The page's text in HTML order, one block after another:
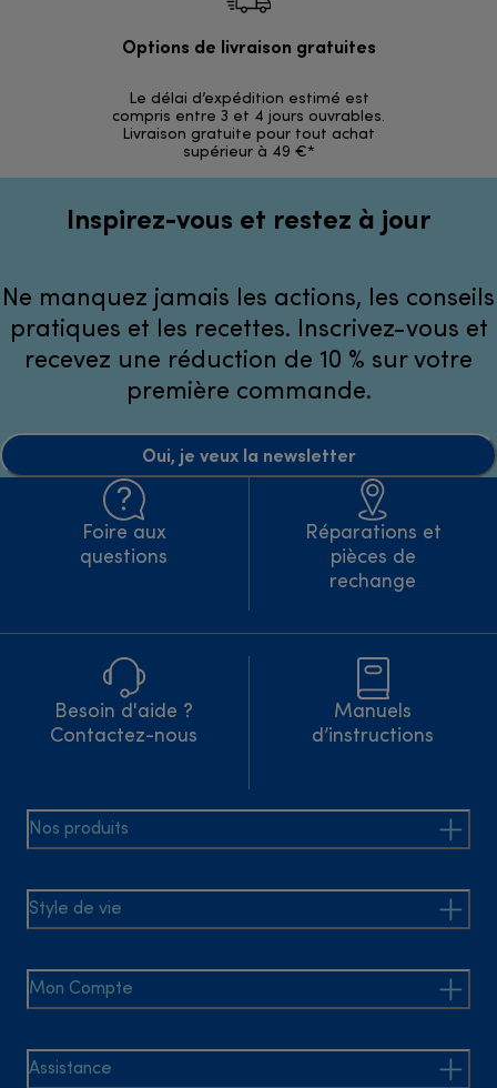
Options de livraison gratuites
Le délai d’expédition estimé est
compris entre 3 et 4 jours ouvrables.
Livraison gratuite pour tout achat
supérieur à 49 €*
Inspirez-vous et restez à jour
Ne manquez jamais les actions, les conseils
pratiques et les recettes. Inscrivez-vous et
recevez une réduction de 10 % sur votre
première commande.
Oui, je veux la newsletter
Foire aux
questions
Réparations et
pièces de
rechange
Besoin d'aide ?
Contactez-nous
Manuels
d’instructions
Nos produits
Style de vie
Mon Compte
Assistance